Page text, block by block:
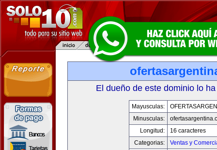
El dueño de este dominio lo
Mayusculas:
Minusculas:
Longitud:
16 caracteres
Categorias:
Ventas y